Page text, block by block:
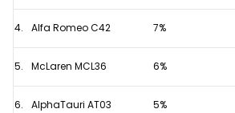
auto
volgens
4. Alfa Romeo C42 7%
5. McLaren MCL36 6%
6. AlphaTauri AT03 5%